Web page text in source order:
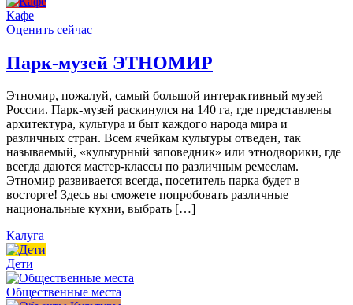
Кафе
Оценить сейчас
Парк-музей ЭТНОМИР
Этномир, пожалуй, самый большой интерактивный музей
России. Парк-музей раскинулся на 140 га, где представлены
архитектура, культура и быт каждого народа мира и
различных стран. Всем ячейкам культуры отведен, так
называемый, «культурный заповедник» или этнодворики, где
всегда даются мастер-классы по различным ремеслам.
Этномир развивается всегда, посетитель парка будет в
восторге! Здесь вы сможете попробовать различные
национальные кухни, выбрать […]
Калуга
Дети
Общественные места